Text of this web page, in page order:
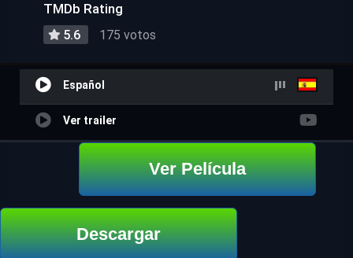
TMDb Rating
5.6 175 votos
Español
Ver trailer
Ver Película
Descargar